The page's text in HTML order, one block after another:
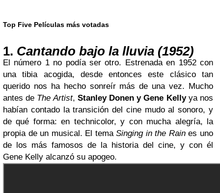
Top Five Películas más votadas
1. Cantando bajo la lluvia (1952)
El número 1 no podía ser otro. Estrenada en 1952 con
una tibia acogida, desde entonces este clásico tan
querido nos ha hecho sonreír más de una vez. Mucho
antes de The Artist, Stanley Donen yGene Kelly ya nos
habían contado la transición del cine mudo al sonoro, y
de qué forma: en technicolor, y con mucha alegría, la
propia de un musical. El temaSinging in the Raines uno
de los más famosos de la historia del cine, y con él
Gene Kelly alcanzó su apogeo.